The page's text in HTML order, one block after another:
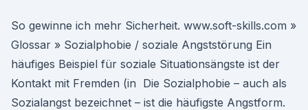
So gewinne ich mehr Sicherheit. www.soft-skills.com »
Glossar » Sozialphobie / soziale Angststörung Ein
häufiges Beispiel für soziale Situationsängste ist der
Kontakt mit Fremden (in Die Sozialphobie – auch als
Sozialangst bezeichnet – ist die häufigste Angstform.